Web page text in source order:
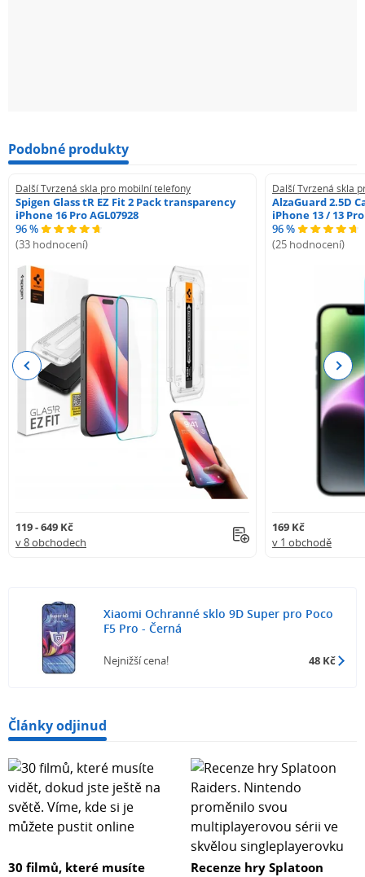
Podobné produkty
Další Tvrzená skla pro mobilní telefony
Spigen Glass tR EZ Fit 2 Pack transparency
iPhone 16 Pro AGL07928
96 %
(33 hodnocení)
119 - 649 Kč
v 8 obchodech
Další Tvrzená skla
AlzaGuard 2.5D
iPhone 13 / 13 Pro
96 %
(25 hodnocení)
169 Kč
v 1 obchodě
Previous Next
Xiaomi Ochranné sklo 9D Super pro Poco
F5 Pro - Černá
Nejnižší cena! 48 Kč
Články odjinud
30 filmů, které musíte
Recenze hry Splatoon